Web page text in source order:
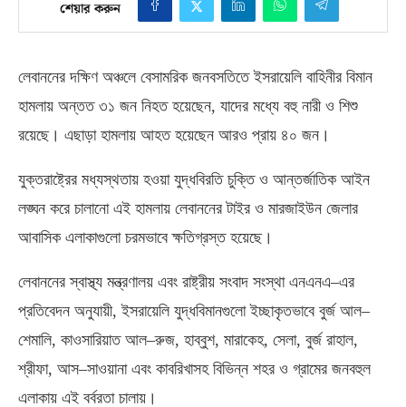
শেয়ার করুন
লেবাননের দক্ষিণ অঞ্চলে বেসামরিক জনবসতিতে ইসরায়েলি বাহিনীর বিমান
হামলায় অন্তত ৩১ জন নিহত হয়েছেন, যাদের মধ্যে বহু নারী ও শিশু
রয়েছে। এছাড়া হামলায় আহত হয়েছেন আরও প্রায় ৪০ জন।
যুক্তরাষ্ট্রের মধ্যস্থতায় হওয়া যুদ্ধবিরতি চুক্তি ও আন্তর্জাতিক আইন
লঙ্ঘন করে চালানো এই হামলায় লেবাননের টাইর ও মারজাইউন জেলার
আবাসিক এলাকাগুলো চরমভাবে ক্ষতিগ্রস্ত হয়েছে।
লেবাননের স্বাস্থ্য মন্ত্রণালয় এবং রাষ্ট্রীয় সংবাদ সংস্থা এনএনএ–এর
প্রতিবেদন অনুযায়ী,ইসরায়েলি যুদ্ধবিমানগুলো ইচ্ছাকৃতভাবে বুর্জ আল–
শেমালি, কাওসারিয়াত আল–রুজ, হাব্বুশ, মারাকেহ, সেলা, বুর্জ রাহাল,
শ্রীফা, আস–সাওয়ানা এবং কাবরিখাসহ বিভিন্ন শহর ও গ্রামের জনবহুল
এলাকায় এই বর্বরতা চালায়।